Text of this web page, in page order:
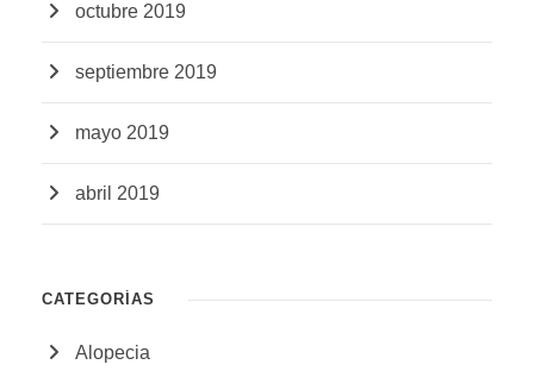
octubre 2019
septiembre 2019
mayo 2019
abril 2019
CATEGORÍAS
Alopecia